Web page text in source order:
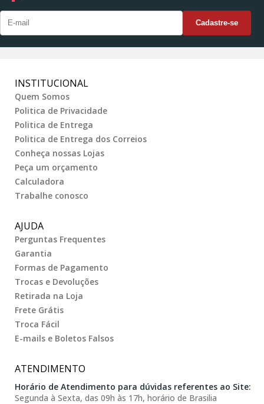
INSTITUCIONAL
Quem Somos
Politica de Privacidade
Politica de Entrega
Politica de Entrega dos Correios
Conheça nossas Lojas
Peça um orçamento
Calculadora
Trabalhe conosco
AJUDA
Perguntas Frequentes
Garantia
Formas de Pagamento
Trocas e Devoluções
Retirada na Loja
Frete Grátis
Troca Fácil
E-mails e Boletos Falsos
ATENDIMENTO
Horário de Atendimento para dúvidas referentes ao Site:
Segunda à Sexta, das 09h às 17h, horário de Brasilia